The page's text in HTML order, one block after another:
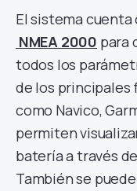
El sistema cuenta
NMEA 2000 para
todos los
de los principales
como Navico,
permiten
batería a través
También se